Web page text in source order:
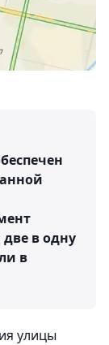
в одну
в
улицы